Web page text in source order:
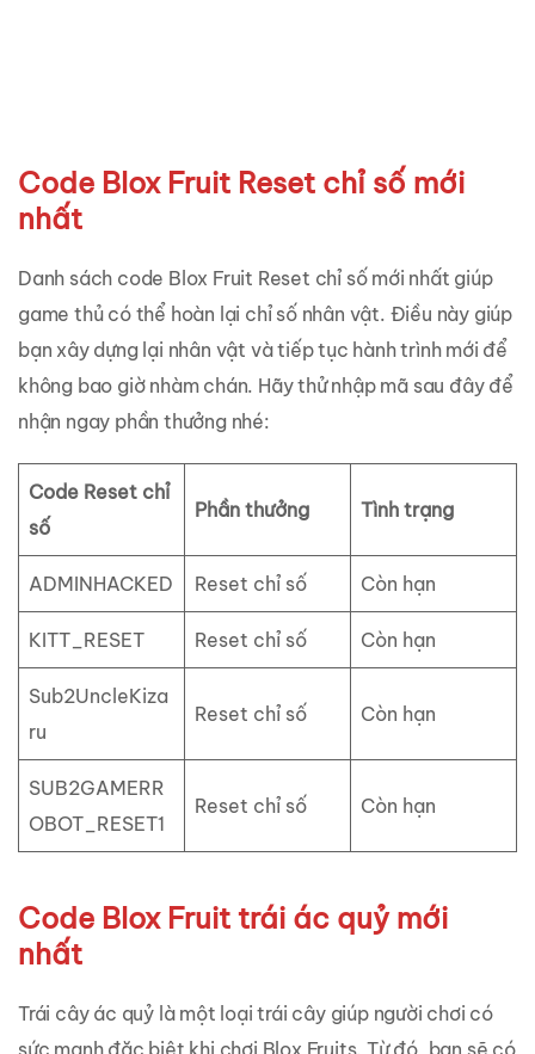
Code Blox Fruit Reset chỉ số mới
nhất
Danh sách code Blox Fruit Reset chỉ số mới nhất giúp
game thủ có thể hoàn lại chỉ số nhân vật. Điều này giúp
bạn xây dựng lại nhân vật và tiếp tục hành trình mới để
không bao giờ nhàm chán. Hãy thử nhập mã sau đây để
nhận ngay phần thưởng nhé:
Code Reset chỉ
số
Phần thưởng Tình trạng
ADMINHACKED Reset chỉ số Còn hạn
KITT_RESET Reset chỉ số Còn hạn
Sub2UncleKiza
ru
Reset chỉ số Còn hạn
SUB2GAMERR
OBOT_RESET1
Reset chỉ số Còn hạn
Code Blox Fruit trái ác quỷ mới
nhất
Trái cây ác quỷ là một loại trái cây giúp người chơi có
sức mạnh đặc biệt khi chơi Blox Fruits. Từ đó, bạn sẽ có